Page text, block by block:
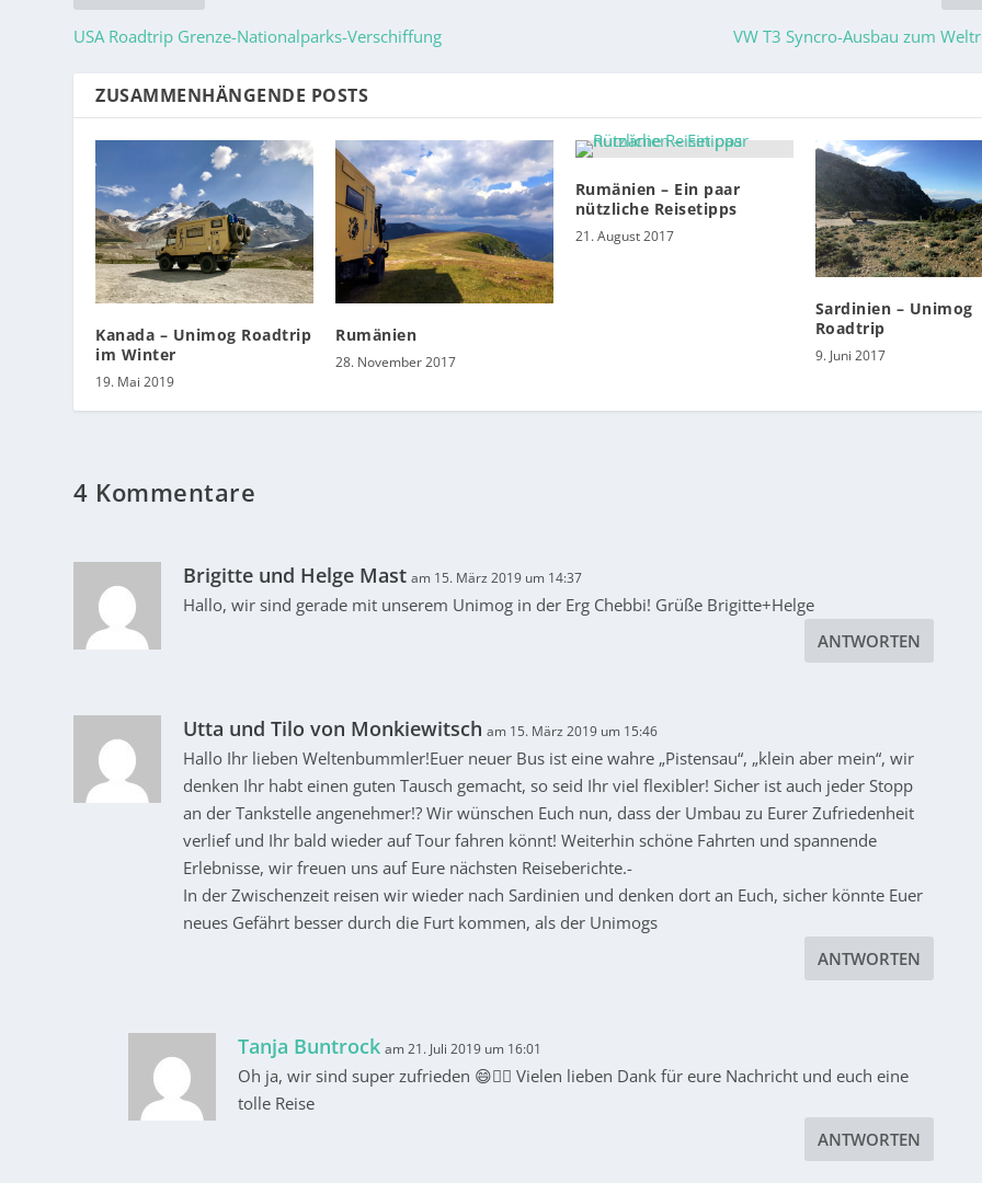
USA Roadtrip Grenze-Nationalparks-Verschiffung VW T3 Syncro-Ausbau zum
ZUSAMMENHÄNGENDE POSTS
Kanada – Unimog Roadtrip
im Winter
19. Mai 2019
Rumänien
28. November 2017
Rumänien – Ein paar
nützliche Reisetipps
21. August 2017
Sardinien – Unimog
Roadtrip
9. Juni 2017
4 Kommentare
Brigitte und Helge Mast am 15. März 2019 um 14:37
Hallo, wir sind gerade mit unserem Unimog in der Erg Chebbi! Grüße Brigitte+Helge
ANTWORTEN
Utta und Tilo von Monkiewitsch am 15. März 2019 um 15:46
Hallo Ihr lieben Weltenbummler!Euer neuer Bus ist eine wahre „Pistensau“, „klein aber mein“, wir
denken Ihr habt einen guten Tausch gemacht, so seid Ihr viel flexibler! Sicher ist auch jeder Stopp
an der Tankstelle angenehmer!? Wir wünschen Euch nun, dass der Umbau zu Eurer Zufriedenheit
verlief und Ihr bald wieder auf Tour fahren könnt! Weiterhin schöne Fahrten und spannende
Erlebnisse, wir freuen uns auf Eure nächsten Reiseberichte.-
In der Zwischenzeit reisen wir wieder nach Sardinien und denken dort an Euch, sicher könnte Euer
neues Gefährt besser durch die Furt kommen, als der Unimogs
ANTWORTEN
Tanja Buntrock am 21. Juli 2019 um 16:01
Oh ja, wir sind super zufrieden 😄👍🏻 Vielen lieben Dank für eure Nachricht und euch eine
tolle Reise
ANTWORTEN